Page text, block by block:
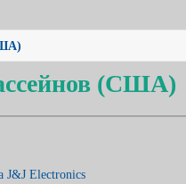
(США)